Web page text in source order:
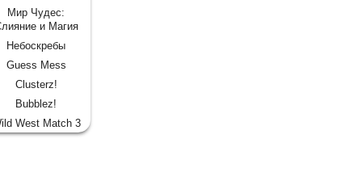
Мир Чудес:
и Магия
Небоскребы
Guess Mess
Clusterz!
Bubblez!
West Match 3